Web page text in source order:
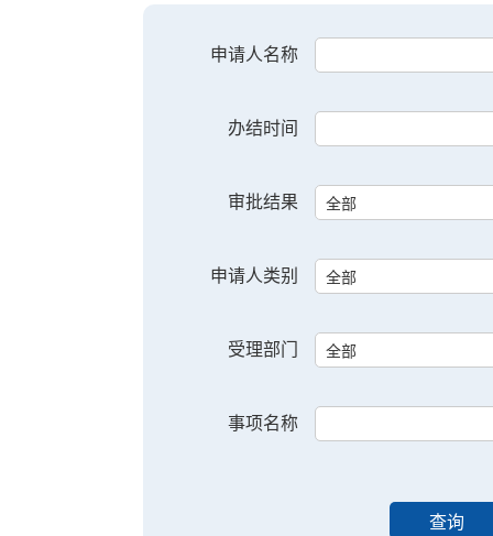
申请人名称
办结时间
审批结果
申请人类别
受理部门
事项名称
查询